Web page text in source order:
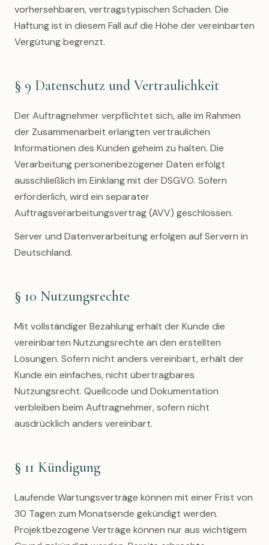
vorhersehbaren, vertragstypischen Schaden. Die
Haftung ist in diesem Fall auf die Höhe der vereinbarten
Vergütung begrenzt.
§ 9 Datenschutz und Vertraulichkeit
Der Auftragnehmer verpflichtet sich, alle im Rahmen
der Zusammenarbeit erlangten vertraulichen
Informationen des Kunden geheim zu halten. Die
Verarbeitung personenbezogener Daten erfolgt
ausschließlich im Einklang mit der DSGVO. Sofern
erforderlich, wird ein separater
Auftragsverarbeitungsvertrag (AVV) geschlossen.
Server und Datenverarbeitung erfolgen auf Servern in
Deutschland.
§ 10 Nutzungsrechte
Mit vollständiger Bezahlung erhält der Kunde die
vereinbarten Nutzungsrechte an den erstellten
Lösungen. Sofern nicht anders vereinbart, erhält der
Kunde ein einfaches, nicht übertragbares
Nutzungsrecht. Quellcode und Dokumentation
verbleiben beim Auftragnehmer, sofern nicht
ausdrücklich anders vereinbart.
§ 11 Kündigung
Laufende Wartungsverträge können mit einer Frist von
30 Tagen zum Monatsende gekündigt werden.
Projektbezogene Verträge können nur aus wichtigem